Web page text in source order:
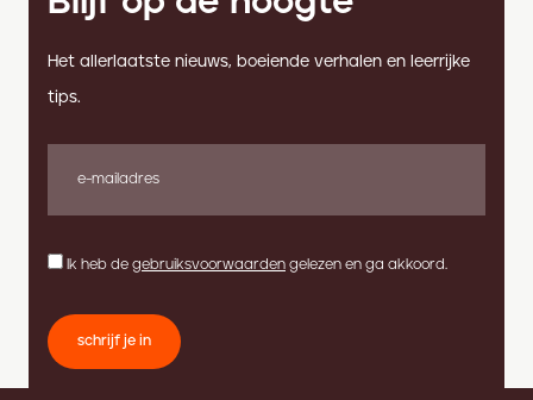
Het allerlaatste nieuws, boeiende verhalen en leerrijke
tips.
Ik heb de gebruiksvoorwaarden gelezen en ga akkoord.
schrijf je in